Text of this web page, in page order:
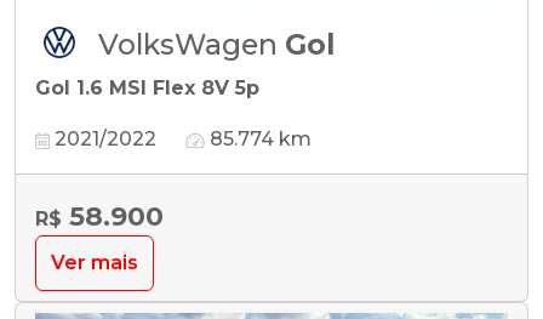
VolksWagen Gol
Gol 1.6 MSI Flex 8V 5p
2021/2022 85.774 km
R$ 58.900
Ver mais